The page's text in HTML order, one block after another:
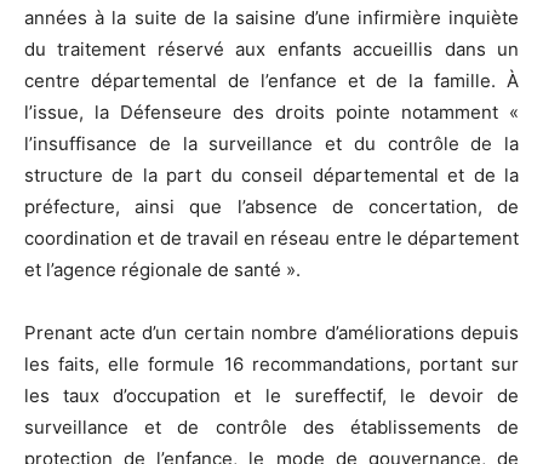
années à la suite de la saisine d’une infirmière inquiète
du traitement réservé aux enfants accueillis dans un
centre départemental de l’enfance et de la famille. À
l’issue, la Défenseure des droits pointe notamment «
l’insuffisance de la surveillance et du contrôle de la
structure de la part du conseil départemental et de la
préfecture, ainsi que l’absence de concertation, de
coordination et de travail en réseau entre le département
et l’agence régionale de santé ».
Prenant acte d’un certain nombre d’améliorations depuis
les faits, elle formule 16 recommandations, portant sur
les taux d’occupation et le sureffectif, le devoir de
surveillance et de contrôle des établissements de
protection de l’enfance, le mode de gouvernance, de